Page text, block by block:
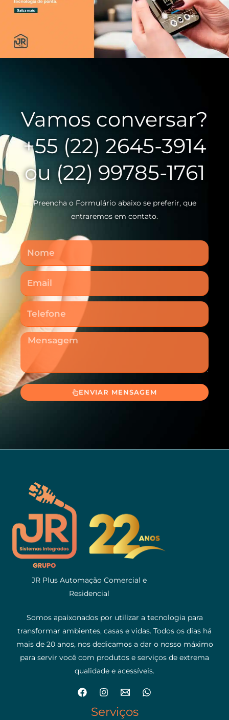
Vamos conversar?
+55 (22) 2645-3914
ou (22) 99785-1761
Preencha o Formulário abaixo se preferir, que
entraremos em contato.
Nome
Email
Telefone
Mensagem
ENVIAR MENSAGEM
JR Plus Automação Comercial e
Residencial
Somos apaixonados por utilizar a tecnologia para
transformar ambientes, casas e vidas. Todos os dias há
mais de 20 anos, nos dedicamos a dar o nosso máximo
para servir você com produtos e serviços de extrema
qualidade e acessíveis.
Serviços